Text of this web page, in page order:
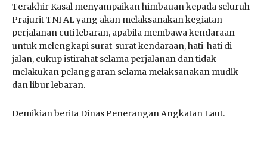
Terakhir Kasal menyampaikan himbauan kepada seluruh
Prajurit TNI AL yang akan melaksanakan kegiatan
perjalanan cuti lebaran, apabila membawa kendaraan
untuk melengkapi surat-surat kendaraan, hati-hati di
jalan, cukup istirahat selama perjalanan dan tidak
melakukan pelanggaran selama melaksanakan mudik
dan libur lebaran.
Demikian berita Dinas Penerangan Angkatan Laut.